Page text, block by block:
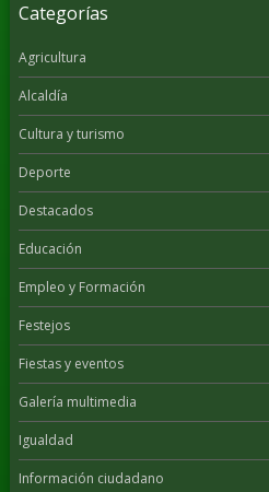
Categorías
Agricultura
Alcaldía
Cultura y turismo
Deporte
Destacados
Educación
Empleo y Formación
Festejos
Fiestas y eventos
Galería multimedia
Igualdad
Información ciudadano